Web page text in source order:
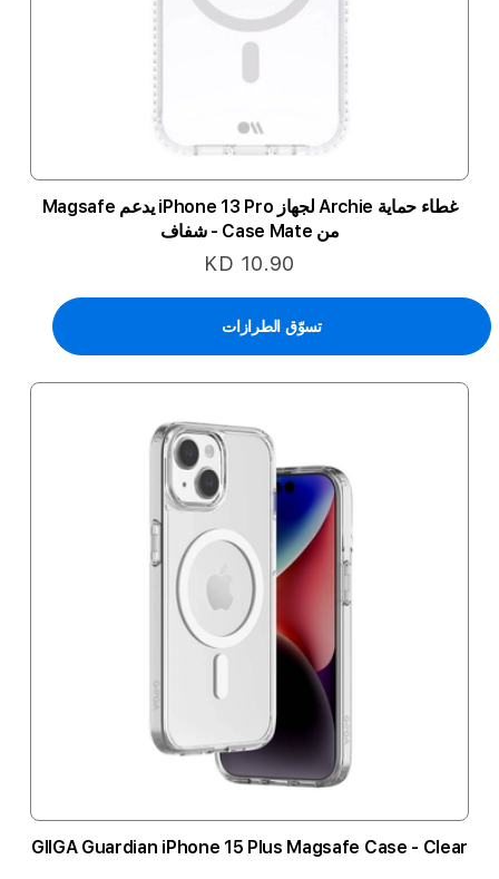
غطاء حماية Archie لجهاز iPhone 13 Pro يدعم Magsafe
من Case Mate - شفاف
KD 10.90
تسوّق الطرازات
GIIGA Guardian iPhone 15 Plus Magsafe Case - Clear